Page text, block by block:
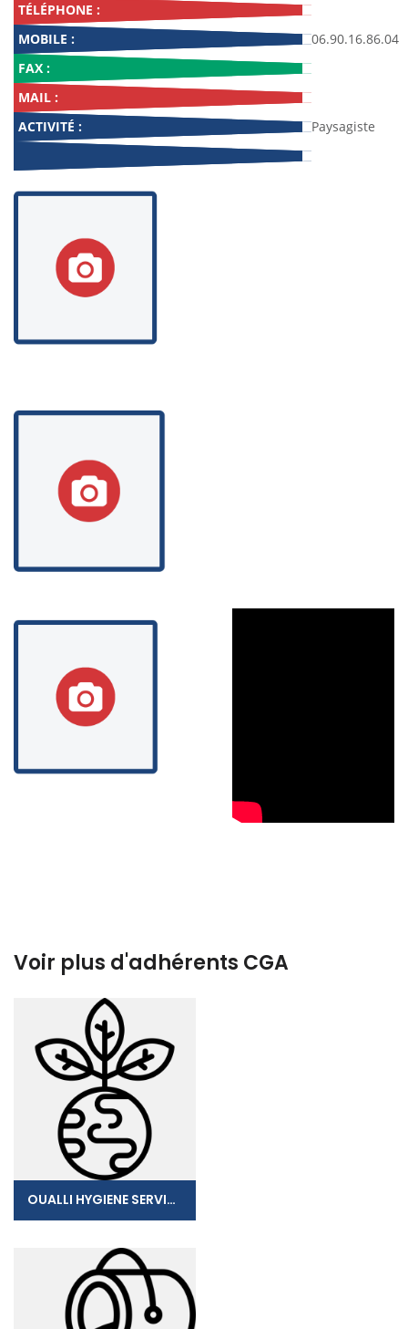
TÉLÉPHONE :
MOBILE :
06.90.16.86.04
FAX :
MAIL :
ACTIVITÉ :
Paysagiste
Voir plus d'adhérents CGA
OUALLI HYGIENE SERVICES (O.H.S)